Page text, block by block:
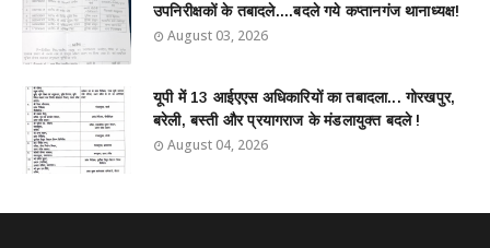
उपनिरीक्षकों के तबादले....बदले गये कप्तानगंज थानाध्यक्ष!
August 03, 2026
यूपी में 13 आईएएस अधिकारियों का तबादला... गोरखपुर,
बरेली, बस्ती और प्रयागराज के मंडलायुक्त बदले !
August 04, 2026